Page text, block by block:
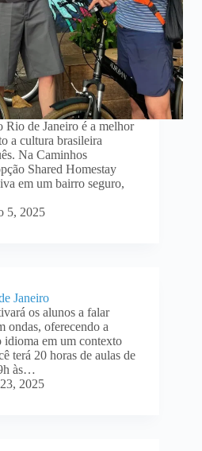
Rio de Janeiro é a melhor
a cultura brasileira
Na Caminhos
Shared Homestay
em um bairro seguro,
5, 2025
Janeiro
os alunos a falar
ondas, oferecendo a
idioma em um contexto
terá 20 horas de aulas de
às…
2025